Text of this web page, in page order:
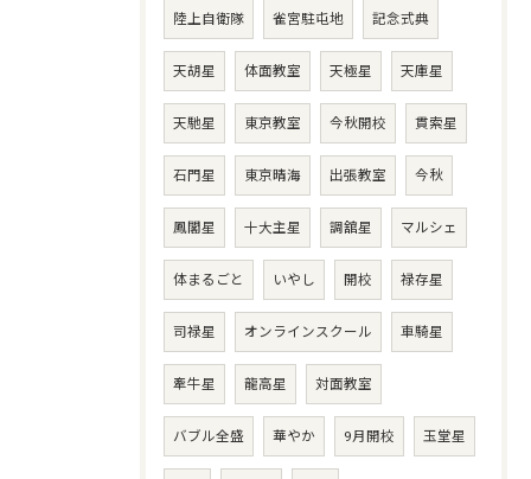
陸上自衛隊 雀宮駐屯地 記念式典
天胡星 体面教室 天極星 天庫星
天馳星 東京教室 今秋開校 貫索星
石門星 東京晴海 出張教室 今秋
鳳閣星 十大主星 調舘星 マルシェ
体まるごと いやし 開校 禄存星
司禄星 オンラインスクール 車騎星
牽牛星 龍高星 対面教室
バブル全盛 華やか 9月開校 玉堂星